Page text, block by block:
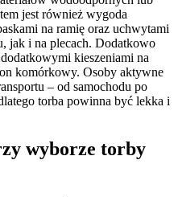
jest również wygoda
na ramię oraz uchwytami
jak i na plecach. Dodatkowo
kieszeniami na
komórkowy. Osoby aktywne
– od samochodu po
torba powinna być lekka i
wyborze torby